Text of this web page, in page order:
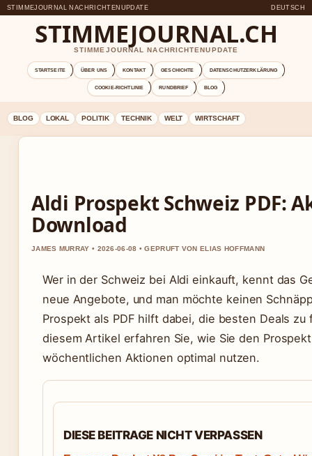
STIMMEJOURNAL NACHRICHTENUPDATE DEUTSCH
STIMMEJOURNAL.CH
STIMMEJOURNAL NACHRICHTENUPDATE
STARTSEITE ÜBER UNS KONTAKT GESCHICHTE DATENSCHUTZERKLÄRUNG
COOKIE-RICHTLINIE RUNDBRIEF BLOG
BLOG LOKAL POLITIK TECHNIK WELT WIRTSCHAFT
Aldi Prospekt Schweiz PDF:
Download
JAMES MURRAY • 2026-06-08 • GEPRUFT VON ELIAS HOFFMANN
Wer in der Schweiz bei Aldi einkauft, kennt das
neue Angebote, und man möchte keinen
Prospekt als PDF hilft dabei, die besten Deals
diesem Artikel erfahren Sie, wie Sie den
wöchentlichen Aktionen optimal nutzen.
DIESE BEITRAGE NICHT VERPASSEN